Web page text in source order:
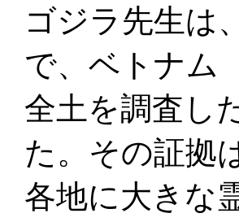
ゴジラ先生は
で、ベトナム
全土を調査し
た。その証拠
各地に大きな